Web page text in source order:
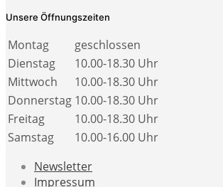
Unsere Öffnungszeiten
Montag
geschlossen
Dienstag
10.00-18.30 Uhr
Mittwoch
10.00-18.30 Uhr
Donnerstag 10.00-18.30 Uhr
Freitag
10.00-18.30 Uhr
Samstag
10.00-16.00 Uhr
Newsletter
Impressum